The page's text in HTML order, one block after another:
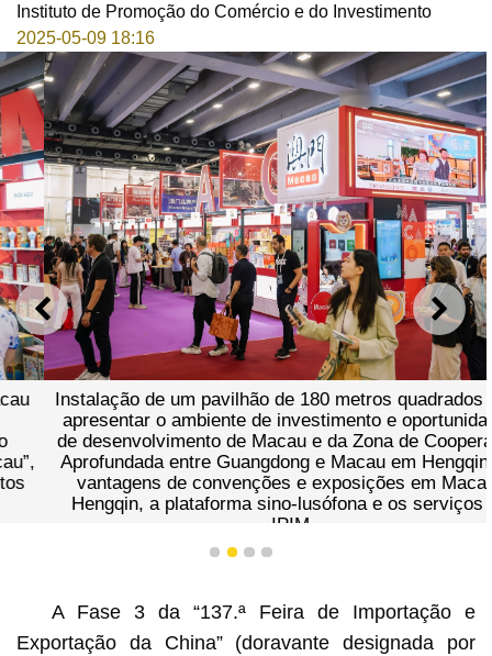
Instituto de Promoção do Comércio e do Investimento
2025-05-09 18:16
ANTERIOR
Instalação de um pavilhão de 180 metros quadrados para
apresentar o ambiente de investimento e oportunidades
de desenvolvimento de Macau e da Zona de Cooperação
Aprofundada entre Guangdong e Macau em Hengqin, as
vantagens de convenções e exposições em Macau-
Hengqin, a plataforma sino-lusófona e os serviços do
1 2 3 4
A Fase 3 da “137.ª Feira de Importação e
Exportação da China” (doravante designada por